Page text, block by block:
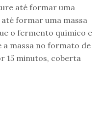
até formar uma
formar uma massa
o fermento químico e
massa no formato de
15 minutos, coberta